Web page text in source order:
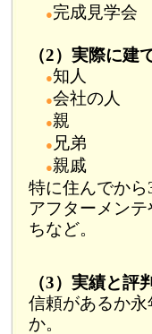
●完成見学会
（2）実際に建
●知人
●会社の人
●親
● 兄弟
●親戚
特に住んでか
アフターメン
ちなど。
（3）実績と評
信頼があるか
か。